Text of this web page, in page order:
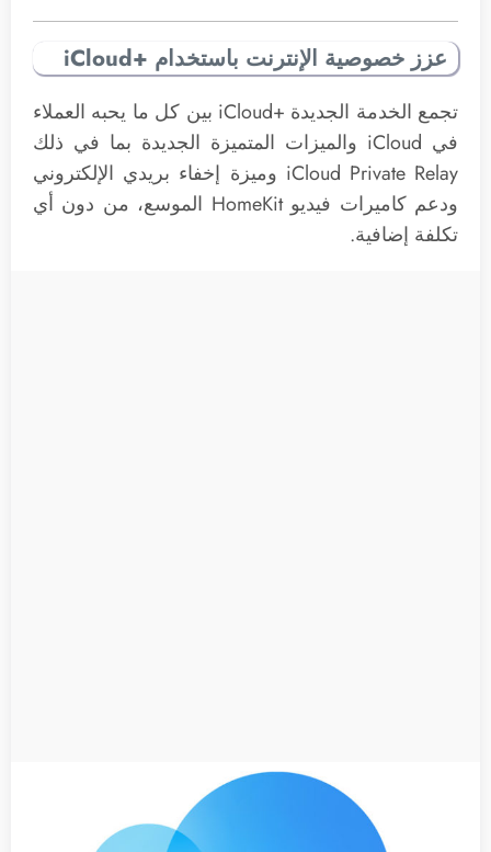
عزز خصوصية الإنترنت باستخدام +iCloud
تجمع الخدمة الجديدة +iCloud بين كل ما يحبه العملاء
في iCloud والميزات المتميزة الجديدة بما في ذلك
iCloud Private Relay وميزة إخفاء بريدي الإلكتروني
ودعم كاميرات فيديو HomeKit الموسع، من دون أي
تكلفة إضافية.